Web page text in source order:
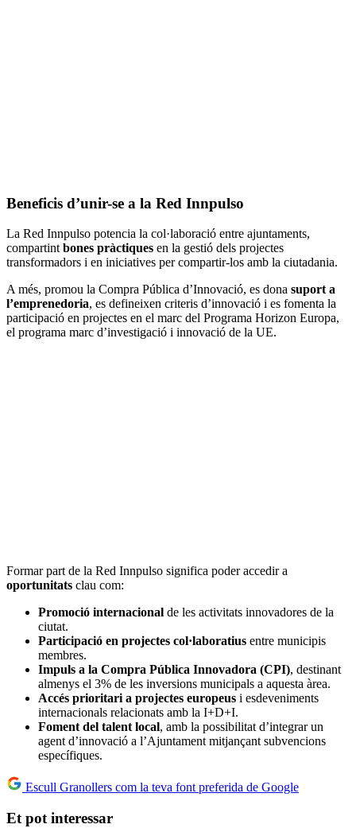
Beneficis d’unir-se a la Red Innpulso
La Red Innpulso potencia la col·laboració entre ajuntaments,
compartintbones pràctiques en la gestió dels projectes
transformadors i en iniciatives per compartir-los amb la ciutadania.
A més, promou la Compra Pública d’Innovació, es dona suport a
l’emprenedoria, es defineixen criteris d’innovació i es fomenta la
participació en projectes en el marc del Programa Horizon Europa,
el programa marc d’investigació i innovació de la UE.
Formar part de la Red Innpulso significa poder accedir a
oportunitats clau com:
Promoció internacional de les activitats innovadores de la
ciutat.
Participació en projectes col·laboratius entre municipis
membres.
Impuls a la Compra Pública Innovadora (CPI), destinant
almenys el 3% de les inversions municipals a aquesta àrea.
Accés prioritari a projectes europeus i esdeveniments
internacionals relacionats amb la I+D+I.
Foment del talent local, amb la possibilitat d’integrar un
agent d’innovació a l’Ajuntament mitjançant subvencions
específiques.
Escull Granollers com la teva font preferida de Google
Et pot interessar